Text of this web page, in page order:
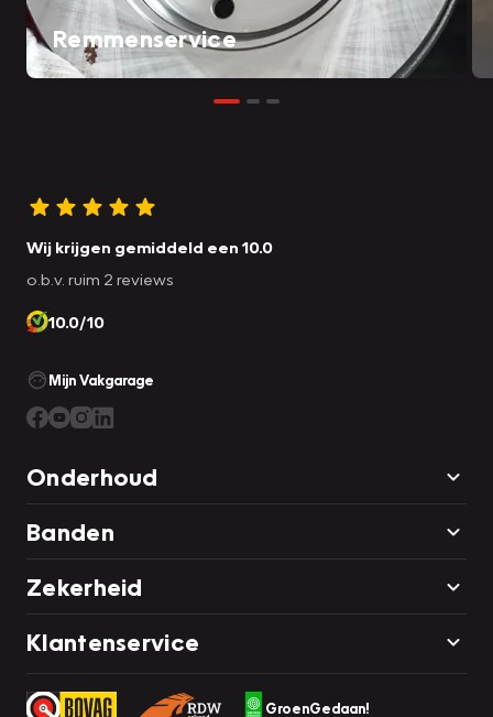
Remmenservice
Wij krijgen gemiddeld een 10.0
o.b.v. ruim 2 reviews
10.0/10
Mijn Vakgarage
Onderhoud
Banden
Zekerheid
Klantenservice
GroenGedaan!